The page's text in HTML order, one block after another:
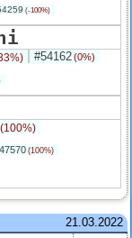
(-100%)
#54162(0%)
(100%)
(100%)
21.03.2022